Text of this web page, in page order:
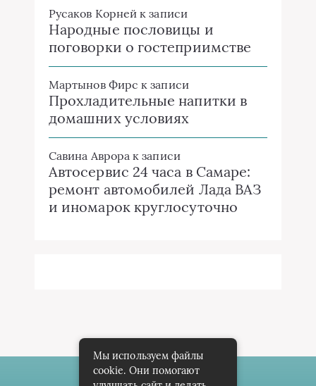
Русаков Корней к записи
Народные пословицы и
поговорки о гостеприимстве
Мартынов Фирс к записи
Прохладительные напитки в
домашних условиях
Савина Аврора к записи
Автосервис 24 часа в Самаре:
ремонт автомобилей Лада ВАЗ
и иномарок круглосуточно
Мы используем файлы
cookie. Они помогают